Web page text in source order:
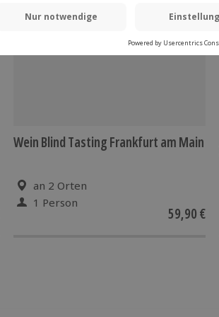
Wein Blind Tasting Frankfurt am Main
an 2 Orten
1 Person
59,90 €